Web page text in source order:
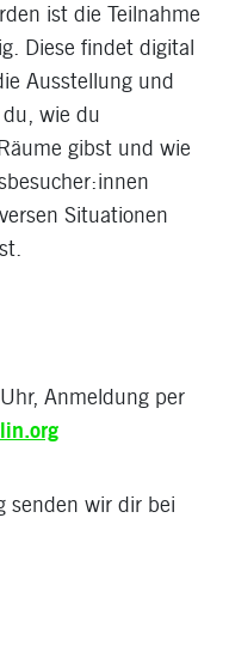
ist die Teilnahme
Diese findet digital
Ausstellung und
wie du
gibst und wie
Situationen
Anmeldung per
senden wir dir bei